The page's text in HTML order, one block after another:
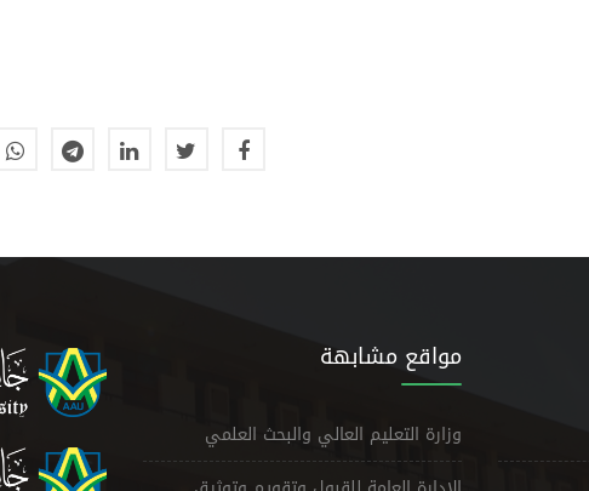
مواقع مشابهة
وزارة التعليم العالي والبحث العلمي